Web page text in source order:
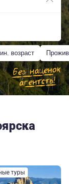
возраст
туры